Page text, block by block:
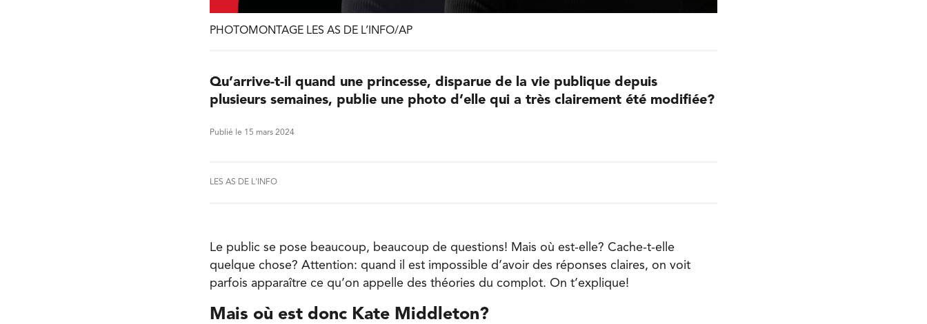
PHOTOMONTAGE LES AS DE L’INFO/AP
Qu’arrive-t-il quand une princesse, disparue de la vie publique depuis
plusieurs semaines, publie une photo d’elle qui a très clairement été modifiée?
Publié le 15 mars 2024
LES AS DE L'INFO
Le public se pose beaucoup, beaucoup de questions! Mais où est-elle? Cache-t-elle
quelque chose? Attention: quand il est impossible d’avoir des réponses claires, on voit
parfois apparaître ce qu’on appelle des théories du complot. On t’explique!
Mais où est donc Kate Middleton?